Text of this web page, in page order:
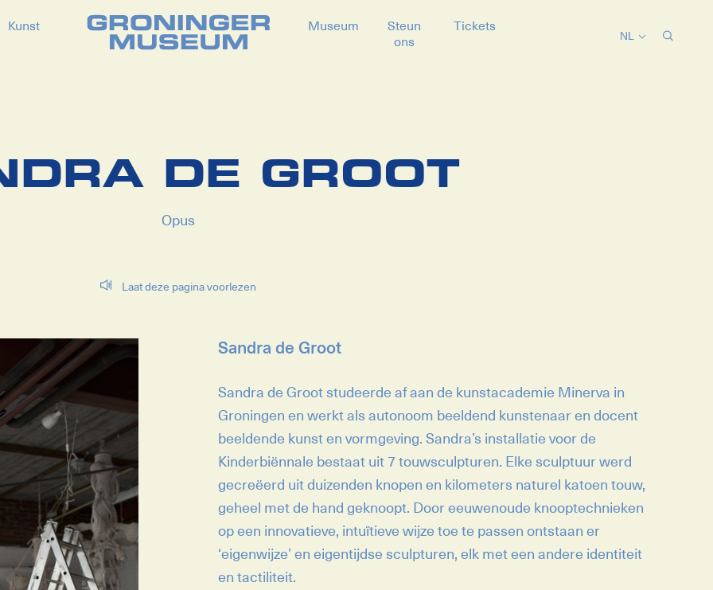
Kunst Museum
Steun
ons
Tickets
NL
DE GROOT
Opus
Laat deze pagina voorlezen
Sandra de Groot
Sandra de Groot studeerde af aan de kunstacademie Minerva in
Groningen en werkt als autonoom beeldend kunstenaar en docent
beeldende kunst en vormgeving. Sandra’s installatie voor de
Kinderbiënnale bestaat uit 7 touwsculpturen. Elke sculptuur werd
gecreëerd uit duizenden knopen en kilometers naturel katoen touw,
geheel met de hand geknoopt. Door eeuwenoude knooptechnieken
op een innovatieve, intuïtieve wijze toe te passen ontstaan er
‘eigenwijze’ en eigentijdse sculpturen, elk met een andere identiteit
en tactiliteit.